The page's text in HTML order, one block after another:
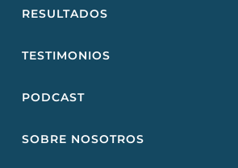
RESULTADOS
TESTIMONIOS
PODCAST
SOBRE NOSOTROS